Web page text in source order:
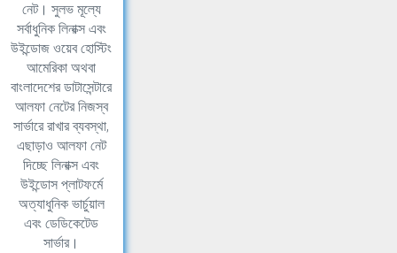
নেট। সুলভ মূল্যে
সর্বাধুনিক লিনাক্স এবং
উইন্ডোজ ওয়েব হোস্টিং
আমেরিকা অথবা
বাংলাদেশের ডাটাসেন্টারে
আলফা নেটের নিজস্ব
সার্ভারে রাখার ব্যবস্থা,
এছাড়াও আলফা নেট
দিচ্ছে লিনাক্স এবং
উইন্ডোস প্লাটফর্মে
অত্যাধুনিক ভার্চুয়াল
এবং ডেডিকেটেড
সার্ভার।